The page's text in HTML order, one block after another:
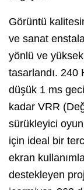
Görüntü
ve sanat
yönlü ve
tasarlandı. 240
düşük 1 ms
kadar VRR
sürükleyici
için ideal bir
ekran
destekleyen